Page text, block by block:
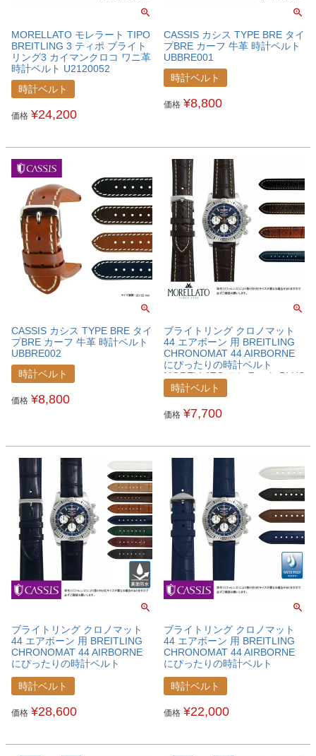
MORELLATO モレラート TIPO
BREITLING 3 ティポ ブライト
リング3 カイマンクロコ ワニ革
時計ベルト U2120052
時計ベルト
価格 ¥24,200
CASSIS カシス TYPE BRE タイ
プBRE カーフ 牛革 時計ベルト
UBBRE001
時計ベルト
価格 ¥8,800
CASSIS カシス TYPE BRE タイ
プBRE カーフ 牛革 時計ベルト
UBBRE002
時計ベルト
価格 ¥8,800
ブライトリング クロノマット
44 エアボーン 用 BREITLING
CHRONOMAT 44 AIRBORNE
にぴったりの時計ベルト
MORELLATO モレラート PLUS
プラス カーフ 牛革 時計ベルト
U3252480BRECNA
時計ベルト
価格 ¥7,700
ブライトリング クロノマット
44 エアボーン 用 BREITLING
CHRONOMAT 44 AIRBORNE
にぴったりの時計ベルト
CASSIS カシス ADONARA C ア
ドナラ シー アリゲーター ワニ
革 時計ベルト
U1017A70BRECNA
時計ベルト
価格 ¥28,600
ブライトリング クロノマット
44 エアボーン 用 BREITLING
CHRONOMAT 44 AIRBORNE
にぴったりの時計ベルト
CASSIS カシス CAOUTCHOUC
CROCO カウチッククロコ カウ
チックラバー 時計ベルト
U0043001BRECNA
時計ベルト
価格 ¥22,000